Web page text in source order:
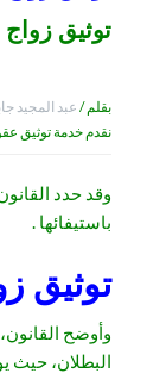
توثيق زواج
بقلم /عبد المجيد
نقدم خدمة توثيق
باستيفائها .
توثيق
وأوضح
البطلان، حيث